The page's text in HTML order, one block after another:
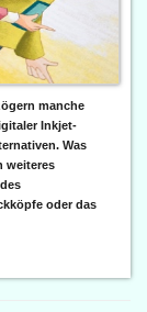
manche
Inkjet-
Was
weiteres
oder das